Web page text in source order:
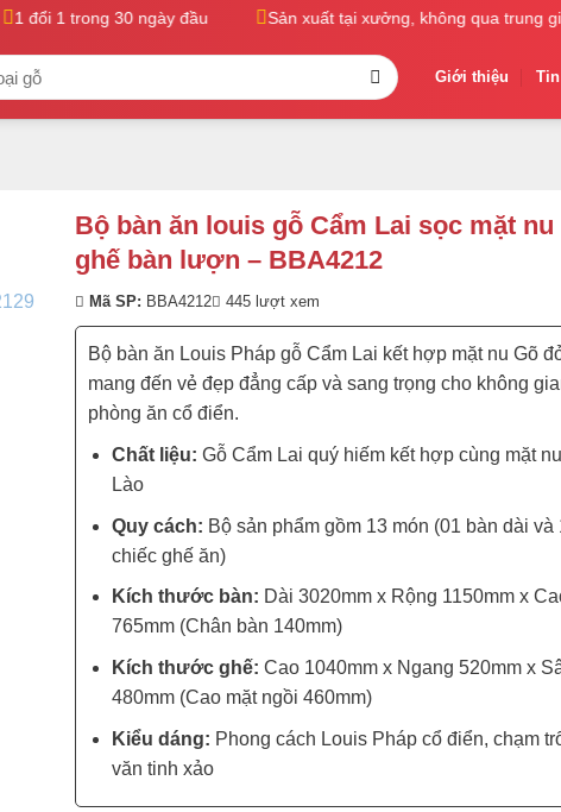
1 đổi 1 trong 30 ngày đầu Sản xuất tại xưởng, không qua trung gian
Giới thiệu
Bộ bàn ăn louis gỗ Cẩm Lai sọc mặt nu
ghế bàn lượn – BBA4212
Mã SP: BBA4212 445 lượt xem
Bộ bàn ăn Louis Pháp gỗ Cẩm Lai kết hợp mặt nu Gõ
mang đến vẻ đẹp đẳng cấp và sang trọng cho không
phòng ăn cổ điển.
Chất liệu: Gỗ Cẩm Lai quý hiếm kết hợp cùng mặt
Lào
Quy cách: Bộ sản phẩm gồm 13 món (01 bàn dài và
chiếc ghế ăn)
Kích thước bàn: Dài 3020mm x Rộng 1150mm x
765mm (Chân bàn 140mm)
Kích thước ghế: Cao 1040mm x Ngang 520mm x
480mm (Cao mặt ngồi 460mm)
Kiểu dáng: Phong cách Louis Pháp cổ điển, chạm
văn tinh xảo